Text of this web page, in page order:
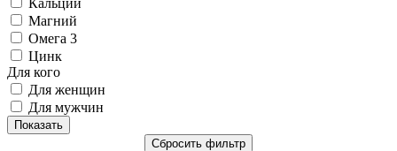
Магний
Омега 3
Цинк
Для кого
Для женщин
Для мужчин